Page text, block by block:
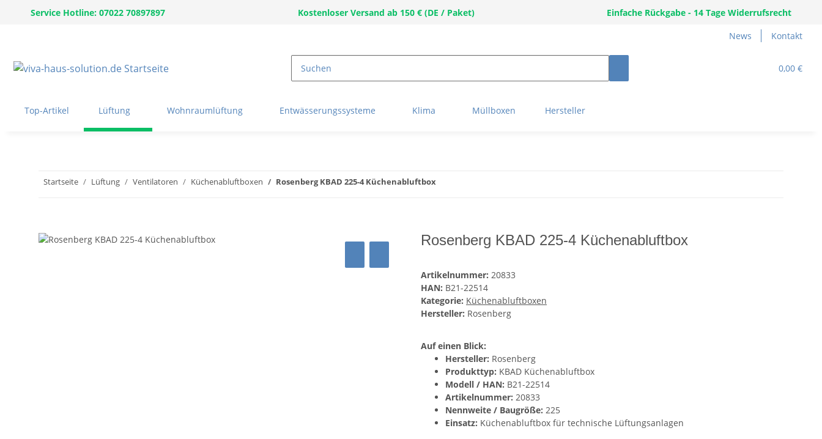
Service Hotline: 07022 70897897 Kostenloser Versand ab 150 € (DE / Paket) Einfache Rückgabe - 14 Tage Widerrufsrecht
News Kontakt
0,00 €
Top-Artikel Lüftung Wohnraumlüftung Entwässerungssysteme Klima Müllboxen Hersteller
Startseite Lüftung Ventilatoren Küchenabluftboxen Rosenberg KBAD 225-4 Küchenabluftbox
Rosenberg KBAD 225-4 Küchenabluftbox
Artikelnummer: 20833
HAN: B21-22514
Kategorie: Küchenabluftboxen
Hersteller: Rosenberg
Auf einen Blick:
Hersteller: Rosenberg
Produkttyp: KBAD Küchenabluftbox
Modell / HAN: B21-22514
Artikelnummer: 20833
Nennweite / Baugröße: 225
Einsatz: Küchenabluftbox für technische Lüftungsanlagen